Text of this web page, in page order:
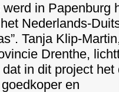
in Papenburg
Nederlands-
Tanja Klip-
Drenthe,
in dit project het
en